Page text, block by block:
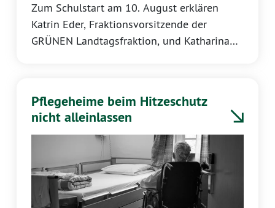
Zum Schulstart am 10. August erklären
Katrin Eder, Fraktionsvorsitzende der
GRÜNEN Landtagsfraktion, und Katharina
Pflegeheime beim Hitzeschutz
nicht alleinlassen